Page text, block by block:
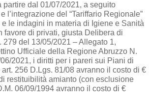
partire dal 01/07/2021, a seguito
l’integrazione del “Tariffario Regionale”
le indagini in materia di Igiene e Sanità
favore di privati, giusta Delibera di
del 13/05/2021 – Allegato 1,
Ufficiale della Regione Abruzzo N.
2021, i diritti per i pareri sui Piani di
256 D.Lgs. 81/08 avranno il costo di €
restituibilità amianto (con esclusione
06/09/1994 avranno il costo di €